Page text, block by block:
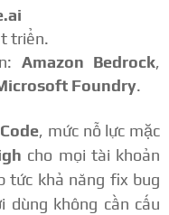
triển.
Amazon Bedrock,
Foundry.
, mức nỗ lực mặc
cho mọi tài khoản
tức khả năng fix bug
dùng không cần cấu